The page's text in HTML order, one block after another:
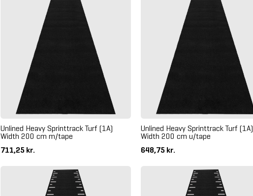
Unlined Heavy Sprinttrack Turf (1A)
Width 200 cm m/tape
711,25 kr.
Unlined Heavy Sprinttrack Turf (1A)
Width 200 cm u/tape
648,75 kr.